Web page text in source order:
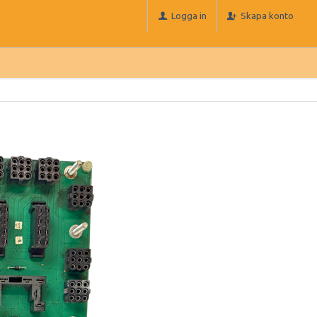
Logga in Skapa konto